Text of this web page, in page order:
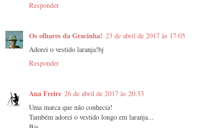
Responder
Os olhares da Gracinha! 23 de abril de 2017 às 17:05
Adorei o vestido laranja!bj
Responder
Ana Freire 26 de abril de 2017 às 20:33
Uma marca que não conhecia!
Também adorei o vestido longo em laranja...